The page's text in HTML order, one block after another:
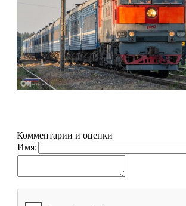
Комментарии и оценки
Имя: